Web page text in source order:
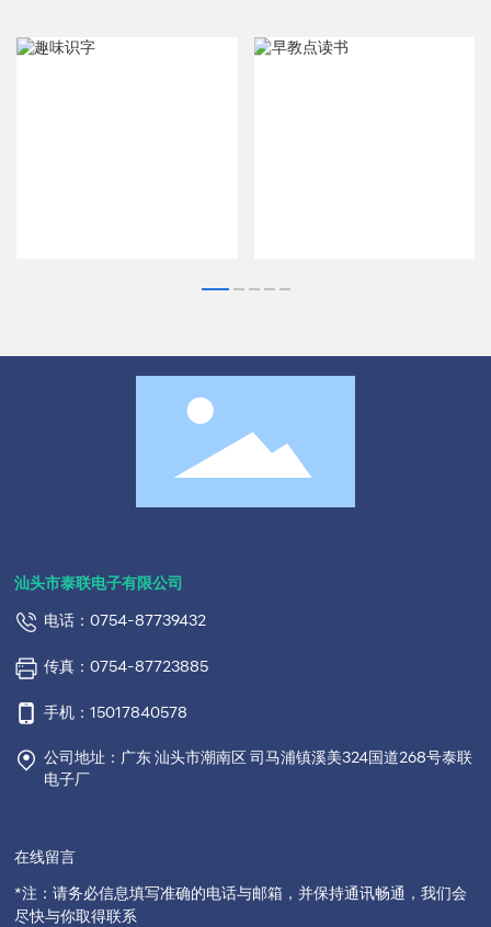
汕头市泰联电子有限公司
电话：0754-87739432
传真：0754-87723885
手机：15017840578
公司地址：广东 汕头市潮南区 司马浦镇溪美324国道268号泰联
电子厂
在线留言
*注：请务必信息填写准确的电话与邮箱，并保持通讯畅通，我们会
尽快与你取得联系